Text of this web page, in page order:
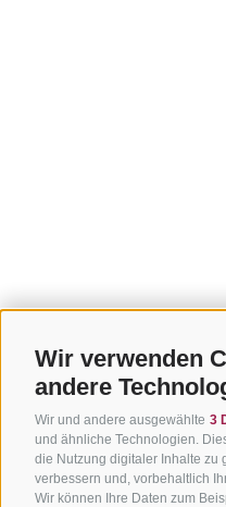
Wir verwenden
andere
Wir und andere ausgewählte 3
und ähnliche Technologien.
die Nutzung digitaler Inhalte zu
verbessern und, vorbehaltlich
Wir können Ihre Daten zum